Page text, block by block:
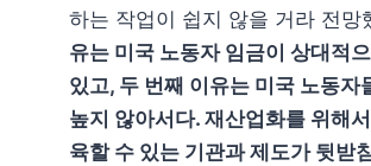
하는 작업이 쉽지 않을 거라 전망
유는 미국 노동자 임금이 상대적
있고, 두 번째 이유는 미국 노동자
높지 않아서다. 재산업화를 위해
육할 수 있는 기관과 제도가 뒷받